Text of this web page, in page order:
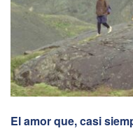
El amor que, casi